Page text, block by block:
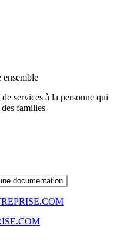
ensemble
services à la personne qui
familles
documentation